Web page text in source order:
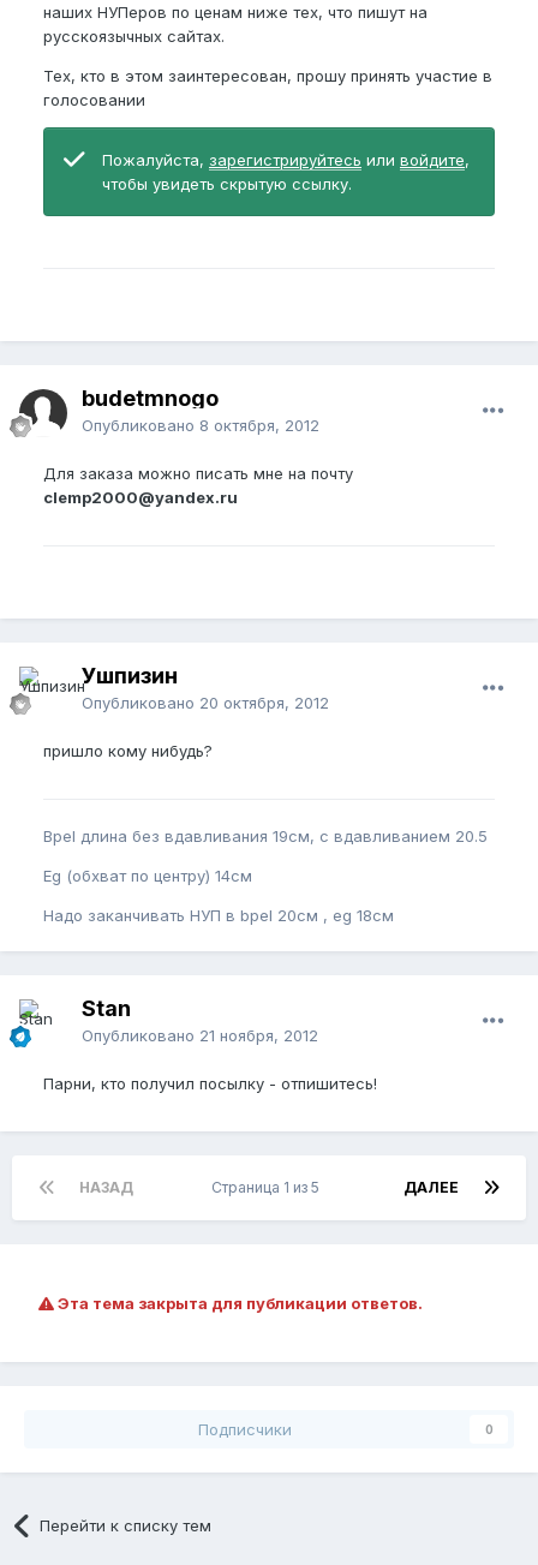
наших НУПеров по ценам ниже тех, что пишут на
русскоязычных сайтах.
Тех, кто в этом заинтересован, прошу принять участие в
голосовании
Пожалуйста, зарегистрируйтесь или войдите,
чтобы увидеть скрытую ссылку.
budetmnogo
Опубликовано 8 октября, 2012
Для заказа можно писать мне на почту
clemp2000@yandex.ru
Ушпизин
Опубликовано 20 октября, 2012
пришло кому нибудь?
Bpel длина без вдавливания 19см, с вдавливанием 20.5
Eg (обхват по центру) 14см
Надо заканчивать НУП в bpel 20см , eg 18см
Stan
Опубликовано 21 ноября, 2012
Парни, кто получил посылку - отпишитесь!
НАЗАД ДАЛЕЕ
Страница 1 из 5
Эта тема закрыта для публикации ответов.
Подписчики 0
Перейти к списку тем